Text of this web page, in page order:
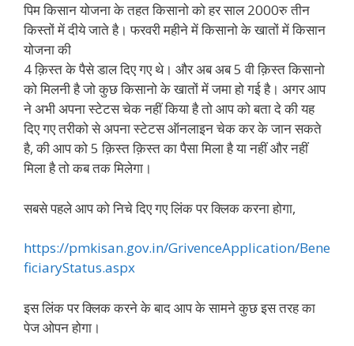
पिम किसान योजना के तहत किसानो को हर साल 2000रु तीन
किस्तों में दीये जाते है। फरवरी महीने में किसानो के खातों में किसान
योजना की
4 क़िस्त के पैसे डाल दिए गए थे। और अब अब 5 वी क़िस्त किसानो
को मिलनी है जो कुछ किसानो के खातों में जमा हो गई है। अगर आप
ने अभी अपना स्टेटस चेक नहीं किया है तो आप को बता दे की यह
दिए गए तरीको से अपना स्टेटस ऑनलाइन चेक कर के जान सकते
है, की आप को 5 क़िस्त क़िस्त का पैसा मिला है या नहीं और नहीं
मिला है तो कब तक मिलेगा।
सबसे पहले आप को निचे दिए गए लिंक पर क्लिक करना होगा,
https://pmkisan.gov.in/GrivenceApplication/Bene
ficiaryStatus.aspx
इस लिंक पर क्लिक करने के बाद आप के सामने कुछ इस तरह का
पेज ओपन होगा।